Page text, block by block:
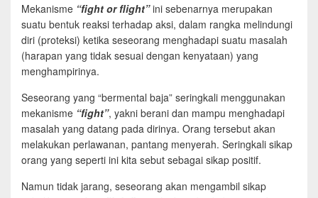
Mekanisme “fight or flight”ini sebenarnya merupakan
suatu bentuk reaksi terhadap aksi, dalam rangka melindungi
diri (proteksi) ketika seseorang menghadapi suatu masalah
(harapan yang tidak sesuai dengan kenyataan) yang
menghampirinya.
Seseorang yang “bermental baja” seringkali menggunakan
mekanisme “fight”, yakni berani dan mampu menghadapi
masalah yang datang pada dirinya. Orang tersebut akan
melakukan perlawanan, pantang menyerah. Seringkali sikap
orang yang seperti ini kita sebut sebagai sikap positif.
Namun tidak jarang, seseorang akan mengambil sikap